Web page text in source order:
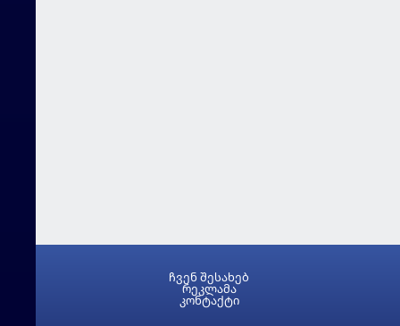
ჩვენ შესახებ
რეკლამა
კონტაქტი